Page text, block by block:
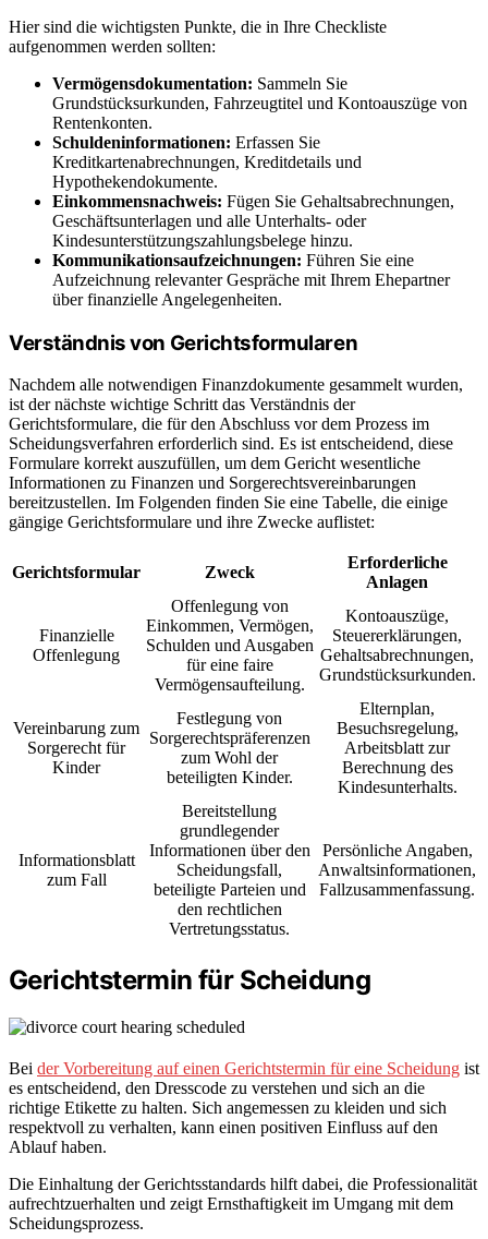
Hier sind die wichtigsten Punkte, die in Ihre Checkliste
aufgenommen werden sollten:
Vermögensdokumentation: Sammeln Sie
Grundstücksurkunden, Fahrzeugtitel und Kontoauszüge von
Rentenkonten.
Schuldeninformationen: Erfassen Sie
Kreditkartenabrechnungen, Kreditdetails und
Hypothekendokumente.
Einkommensnachweis: Fügen Sie Gehaltsabrechnungen,
Geschäftsunterlagen und alle Unterhalts- oder
Kindesunterstützungszahlungsbelege hinzu.
Kommunikationsaufzeichnungen: Führen Sie eine
Aufzeichnung relevanter Gespräche mit Ihrem Ehepartner
über finanzielle Angelegenheiten.
Verständnis von Gerichtsformularen
Nachdem alle notwendigen Finanzdokumente gesammelt wurden,
ist der nächste wichtige Schritt das Verständnis der
Gerichtsformulare, die für den Abschluss vor dem Prozess im
Scheidungsverfahren erforderlich sind. Es ist entscheidend, diese
Formulare korrekt auszufüllen, um dem Gericht wesentliche
Informationen zu Finanzen und Sorgerechtsvereinbarungen
bereitzustellen. Im Folgenden finden Sie eine Tabelle, die einige
gängige Gerichtsformulare und ihre Zwecke auflistet:
Gerichtsformular Zweck
Erforderliche
Anlagen
Finanzielle
Offenlegung
Offenlegung von
Einkommen, Vermögen,
Schulden und Ausgaben
für eine faire
Vermögensaufteilung.
Kontoauszüge,
Steuererklärungen,
Gehaltsabrechnungen,
Grundstücksurkunden.
Vereinbarung zum
Sorgerecht für
Kinder
Festlegung von
Sorgerechtspräferenzen
zum Wohl der
beteiligten Kinder.
Elternplan,
Besuchsregelung,
Arbeitsblatt zur
Berechnung des
Kindesunterhalts.
Informationsblatt
zum Fall
Bereitstellung
grundlegender
Informationen über den
Scheidungsfall,
beteiligte Parteien und
den rechtlichen
Vertretungsstatus.
Persönliche Angaben,
Anwaltsinformationen,
Fallzusammenfassung.
Gerichtstermin für Scheidung
Bei der Vorbereitung auf einen Gerichtstermin für eine Scheidung ist
es entscheidend, den Dresscode zu verstehen und sich an die
richtige Etikette zu halten. Sich angemessen zu kleiden und sich
respektvoll zu verhalten, kann einen positiven Einfluss auf den
Ablauf haben.
Die Einhaltung der Gerichtsstandards hilft dabei, die Professionalität
aufrechtzuerhalten und zeigt Ernsthaftigkeit im Umgang mit dem
Scheidungsprozess.